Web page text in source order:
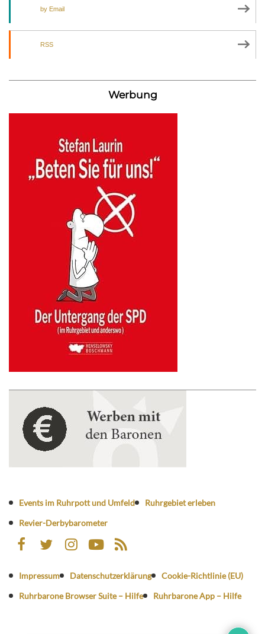
by Email
RSS
Werbung
Events im Ruhrpott und Umfeld
Ruhrgebiet erleben
Revier-Derbybarometer
Impressum Datenschutzerklärung
Cookie-Richtlinie (EU)
Ruhrbarone Browser Suite – Hilfe
Ruhrbarone App – Hilfe